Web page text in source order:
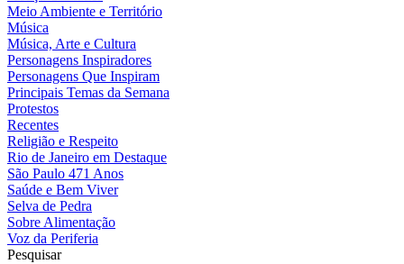
Meio Ambiente e Território
Música
Música, Arte e Cultura
Personagens Inspiradores
Personagens Que Inspiram
Principais Temas da Semana
Protestos
Recentes
Religião e Respeito
Rio de Janeiro em Destaque
São Paulo 471 Anos
Saúde e Bem Viver
Selva de Pedra
Sobre Alimentação
Voz da Periferia
Pesquisar